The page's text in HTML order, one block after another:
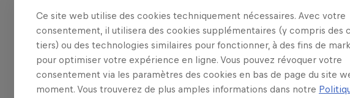
Ce site web utilise des cookies techniquement nécessaires. Avec votre
consentement, il utilisera des cookies supplémentaires (y compris des
tiers) ou des technologies similaires pour fonctionner, à des fins de
pour optimiser votre expérience en ligne. Vous pouvez révoquer votre
consentement via les paramètres des cookies en bas de page du site
moment. Vous trouverez de plus amples informations dans notre